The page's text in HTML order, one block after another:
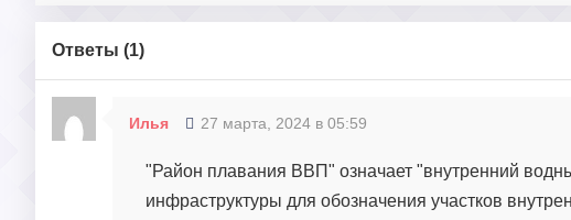
Ответы (1)
Илья 27 марта, 2024 в 05:59
"Район плавания ВВП" означает "внутренний
инфраструктуры для обозначения участков